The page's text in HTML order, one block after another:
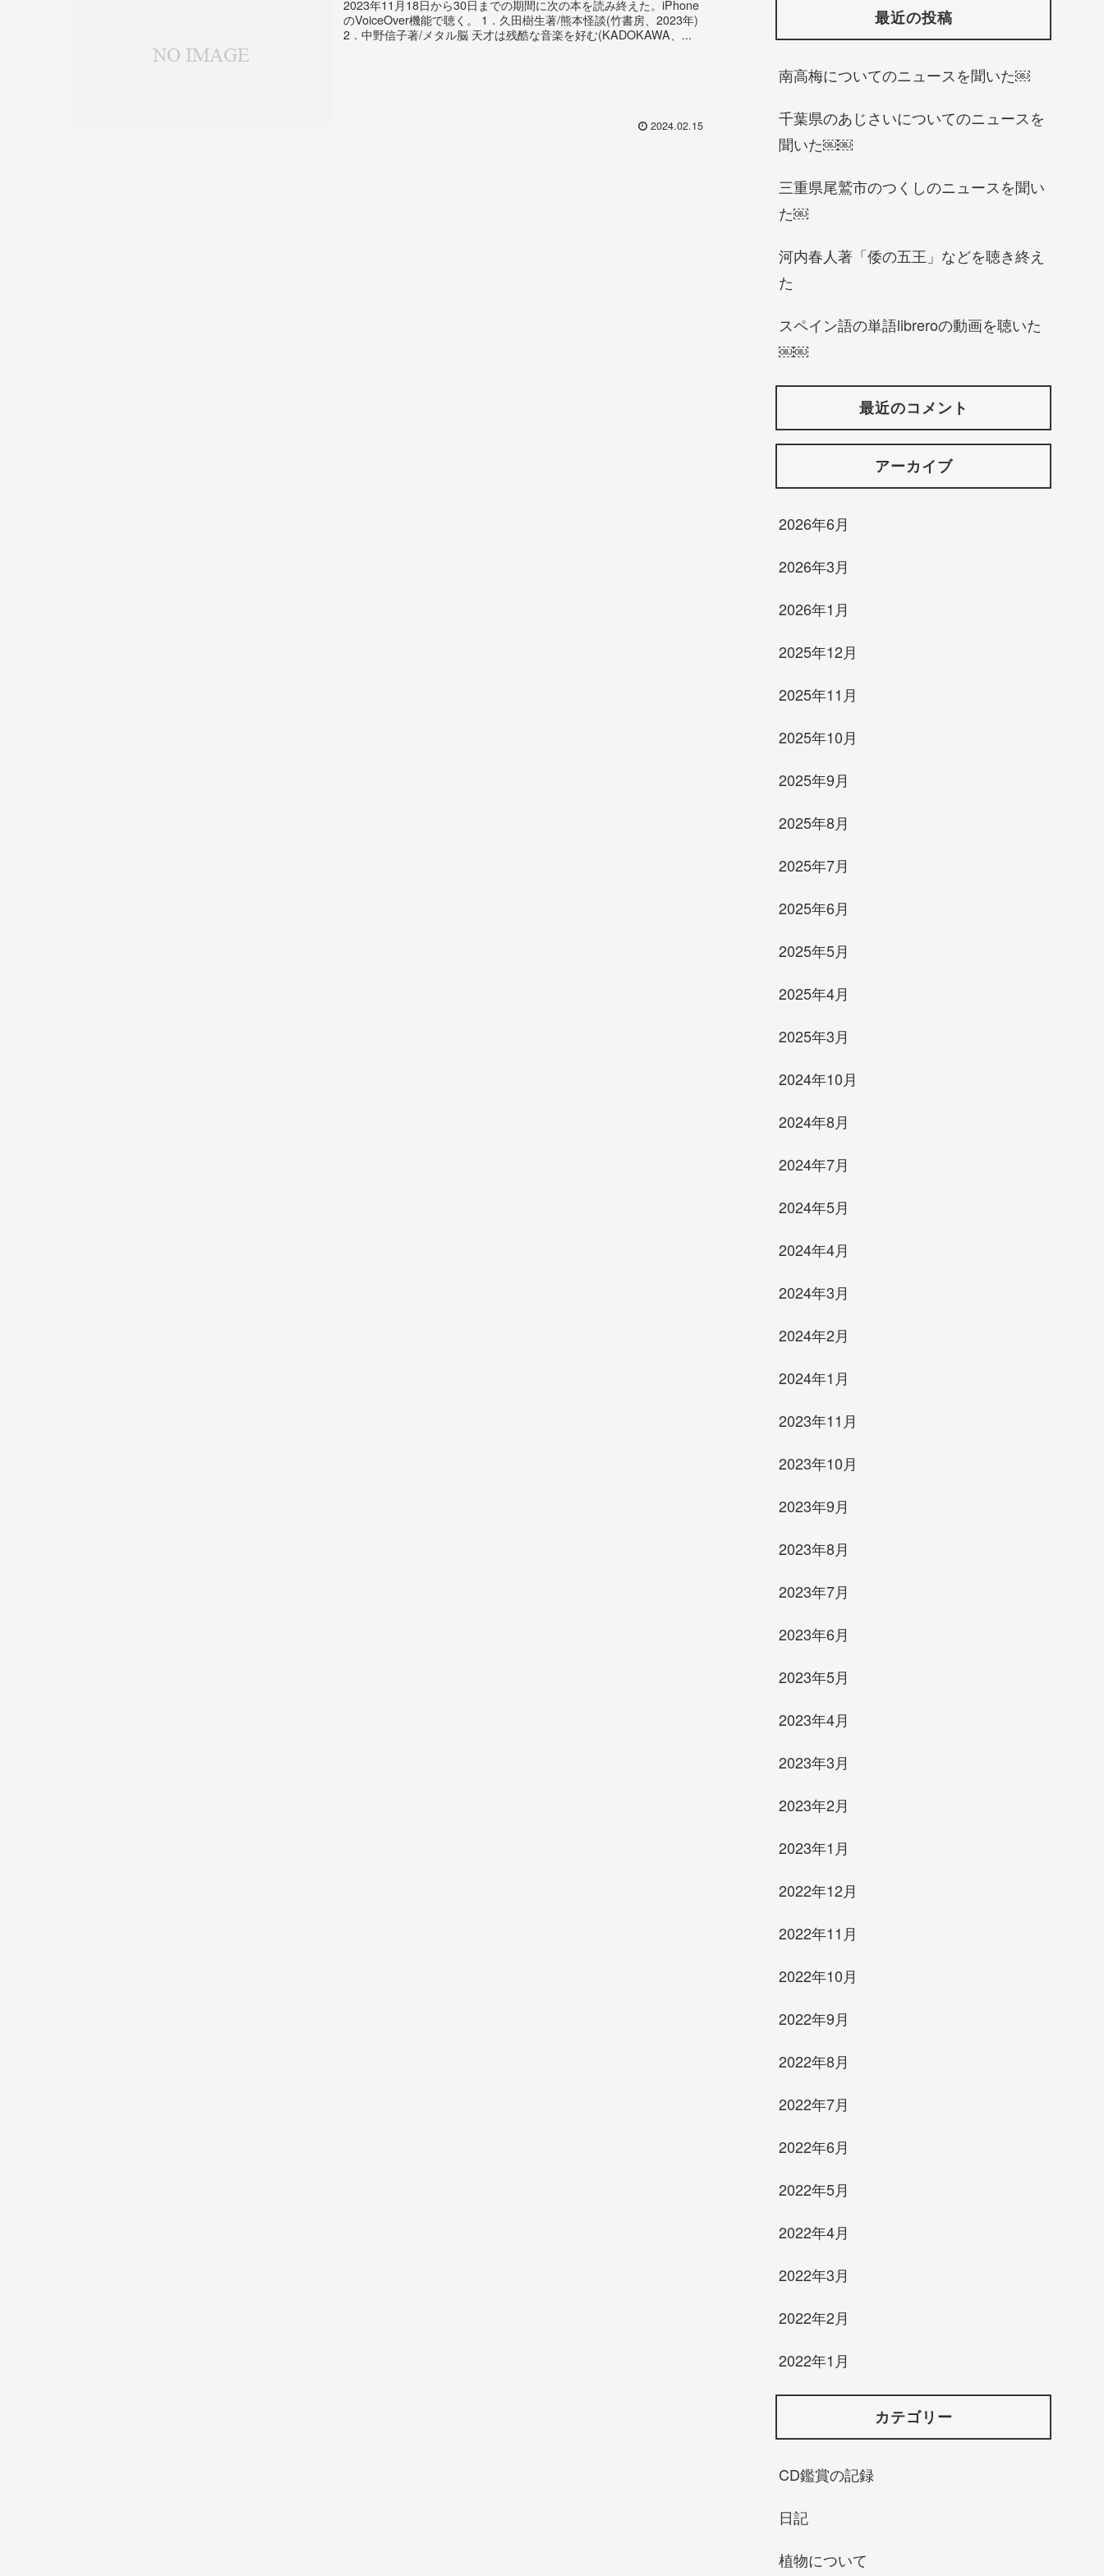
2023年11月18日から30日までの期間に次の本を読み終えた。iPhone
のVoiceOver機能で聴く。 1．久田樹生著/熊本怪談(竹書房、2023年)
2．中野信子著/メタル脳 天才は残酷な音楽を好む(KADOKAWA、...
2024.02.15
最近の投稿
南高梅についてのニュースを聞いた￼
千葉県のあじさいについてのニュースを
聞いた￼￼
三重県尾鷲市のつくしのニュースを聞い
た￼
河内春人著「倭の五王」などを聴き終え
た
スペイン語の単語libreroの動画を聴いた
￼￼
最近のコメント
アーカイブ
2026年6月
2026年3月
2026年1月
2025年12月
2025年11月
2025年10月
2025年9月
2025年8月
2025年7月
2025年6月
2025年5月
2025年4月
2025年3月
2024年10月
2024年8月
2024年7月
2024年5月
2024年4月
2024年3月
2024年2月
2024年1月
2023年11月
2023年10月
2023年9月
2023年8月
2023年7月
2023年6月
2023年5月
2023年4月
2023年3月
2023年2月
2023年1月
2022年12月
2022年11月
2022年10月
2022年9月
2022年8月
2022年7月
2022年6月
2022年5月
2022年4月
2022年3月
2022年2月
2022年1月
カテゴリー
CD鑑賞の記録
日記
植物について